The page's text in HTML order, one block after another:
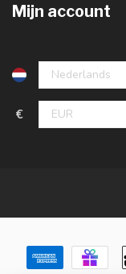
Mijn account
€